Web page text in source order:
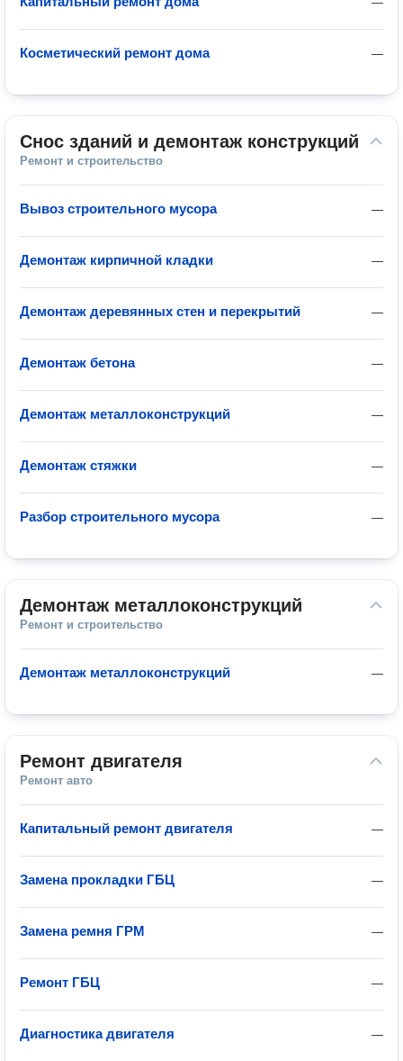
—
Косметический ремонт дома
Снос зданий и демонтаж конструкций
Ремонт и строительство
—
Вывоз строительного мусора
—
Демонтаж кирпичной кладки
—
Демонтаж деревянных стен и перекрытий
—
Демонтаж бетона
—
Демонтаж металлоконструкций
—
Демонтаж стяжки
—
Разбор строительного мусора
Демонтаж металлоконструкций
Ремонт и строительство
—
Демонтаж металлоконструкций
Ремонт двигателя
Ремонт авто
—
Капитальный ремонт двигателя
—
Замена прокладки ГБЦ
—
Замена ремня ГРМ
—
Ремонт ГБЦ
—
Диагностика двигателя